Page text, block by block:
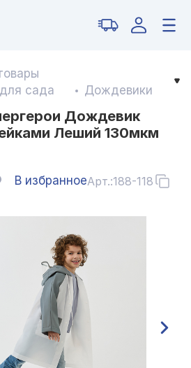
сада
Дождевики
Дождевик
Леший 130мкм
В избранноеАрт.:188-118